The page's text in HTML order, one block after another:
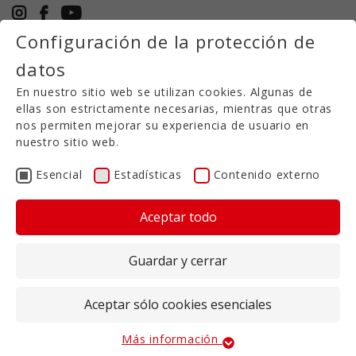
+49 5971 94632-0
Fertilizante/vagón semillero
PLÆNTY 3000 con
GRANU-Inject
Compacto y potente
El remolque sembrador/abonador PLÆNTY 3000
grandes cantidades de semillas o abono. Mediante
granulados, se pueden cerrar las brechas de
Configuración de la protección de
datos
En nuestro sitio web se utilizan cookies. Algunas de
ellas son estrictamente necesarias, mientras que otras
nos permiten mejorar su experiencia de usuario en
nuestro sitio web.
Esencial Estadísticas Contenido externo
Aceptar todo
Guardar y cerrar
Aceptar sólo cookies esenciales
Más información